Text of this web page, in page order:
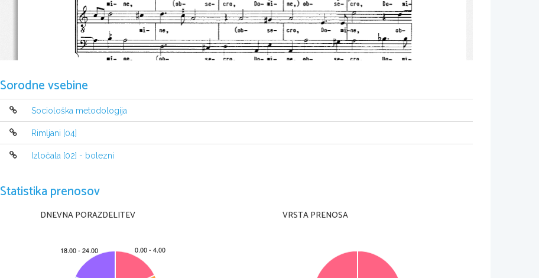
Sorodne vsebine
Sociološka metodologija
Rimljani [04]
Izločala [02] - bolezni
Statistika prenosov
DNEVNA PORAZDELITEV VRSTA PRENOSA